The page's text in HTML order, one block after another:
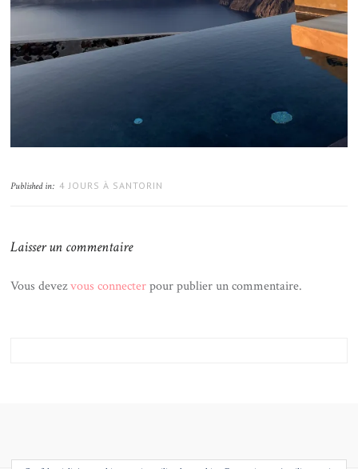
Published in: 4 JOURS À SANTORIN
Laisser un commentaire
Vous devezvous connecterpour publier un commentaire.